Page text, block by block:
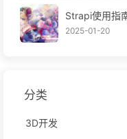
Strapi使用指
2025-01-20
分类
3D开发